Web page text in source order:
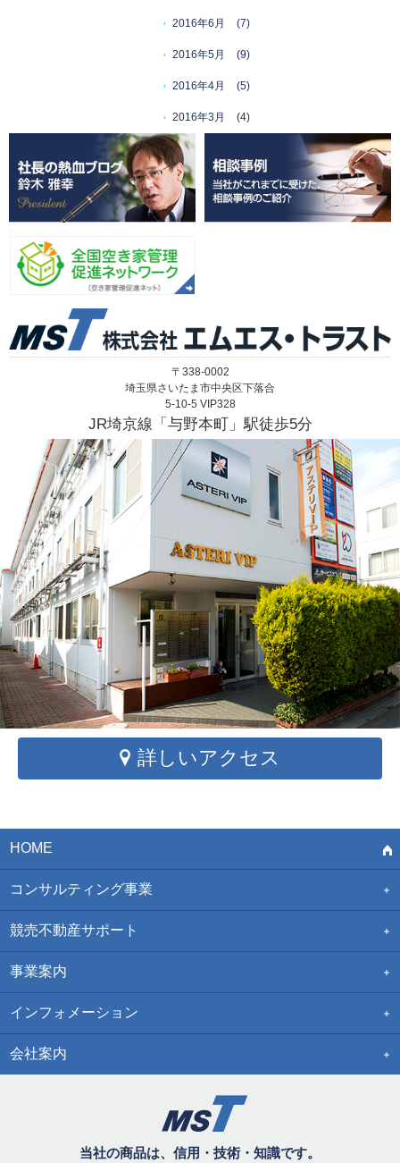
2016年6月 (7)
2016年5月 (9)
2016年4月 (5)
2016年3月 (4)
〒338-0002
埼玉県さいたま市中央区下落合
5-10-5 VIP328
JR埼京線「与野本町」駅徒歩5分
詳しいアクセス
HOME
コンサルティング事業
競売不動産サポート
事業案内
インフォメーション
会社案内
当社の商品は、信用・技術・知識です。